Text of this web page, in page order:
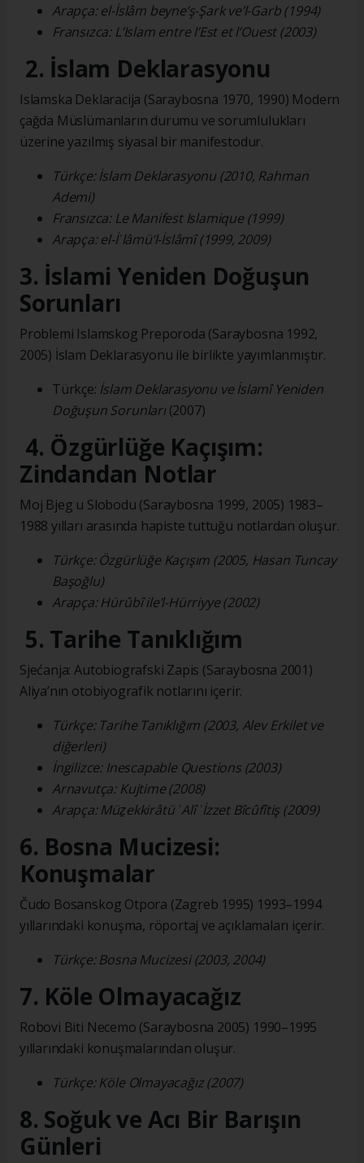
Arapça: el-İslâm beyne’ş-Şark ve’l-Garb (1994)
Fransızca: L’Islam entre l’Est et l’Ouest (2003)
2. İslam Deklarasyonu
Islamska Deklaracija (Saraybosna 1970, 1990) Modern
çağda Müslümanların durumu ve sorumlulukları
üzerine yazılmış siyasal bir manifestodur.
Türkçe: İslam Deklarasyonu (2010, Rahman
Ademi)
Fransızca: Le Manifest Islamique (1999)
Arapça: el-İʿlâmü’l-İslâmî (1999, 2009)
3. İslami Yeniden Doğuşun
Sorunları
Problemi Islamskog Preporoda (Saraybosna 1992,
2005) İslam Deklarasyonu ile birlikte yayımlanmıştır.
Türkçe: İslam Deklarasyonu ve İslamî Yeniden
Doğuşun Sorunları(2007)
4. Özgürlüğe Kaçışım:
Zindandan Notlar
Moj Bjeg u Slobodu (Saraybosna 1999, 2005) 1983–
1988 yılları arasında hapiste tuttuğu notlardan oluşur.
Türkçe: Özgürlüğe Kaçışım (2005, Hasan Tuncay
Başoğlu)
Arapça: Hürûbî ile’l-Hürriyye (2002)
5. Tarihe Tanıklığım
Sjećanja: Autobiografski Zapis (Saraybosna 2001)
Aliya’nın otobiyografik notlarını içerir.
Türkçe: Tarihe Tanıklığım (2003, Alev Erkilet ve
diğerleri)
İngilizce: Inescapable Questions (2003)
Arnavutça: Kujtime (2008)
Arapça: Müẕekkirâtü ʿAlî ʿİzzet Bîcûfîtiş (2009)
6. Bosna Mucizesi:
Konuşmalar
Čudo Bosanskog Otpora (Zagreb 1995) 1993–1994
yıllarındaki konuşma, röportaj ve açıklamaları içerir.
Türkçe: Bosna Mucizesi (2003, 2004)
7. Köle Olmayacağız
Robovi Biti Necemo (Saraybosna 2005) 1990–1995
yıllarındaki konuşmalarından oluşur.
Türkçe: Köle Olmayacağız (2007)
8. Soğuk ve Acı Bir Barışın
Günleri